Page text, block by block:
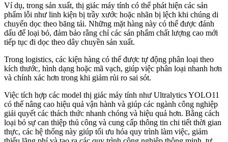
Ví dụ, trong sản xuất, thị giác máy tính có thể phát hiện các sản
phẩm lỗi như linh kiện bị trầy xước hoặc nhãn bị lệch khi chúng di
chuyển dọc theo băng tải. Những mặt hàng này có thể được đánh
dấu để loại bỏ, đảm bảo rằng chỉ các sản phẩm chất lượng cao mới
tiếp tục đi dọc theo dây chuyền sản xuất.
Trong logistics, các kiện hàng có thể được tự động phân loại theo
kích thước, hình dạng hoặc mã vạch, giúp việc phân loại nhanh hơn
và chính xác hơn trong khi giảm rủi ro sai sót.
Việc tích hợp các model thị giác máy tính như Ultralytics YOLO11
có thể nâng cao hiệu quả vận hành và giúp các ngành công nghiệp
giải quyết các thách thức nhanh chóng và hiệu quả hơn. Bằng cách
loại bỏ sự can thiệp thủ công và cung cấp thông tin chi tiết thời gian
thực, các hệ thống này giúp tối ưu hóa quy trình làm việc, giảm